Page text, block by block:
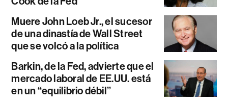
Muere John Loeb Jr., el sucesor
de una dinastía de Wall Street
que se volcó a la política
Barkin, de la Fed, advierte que el
mercado laboral de EE.UU. está
en un “equilibrio débil”